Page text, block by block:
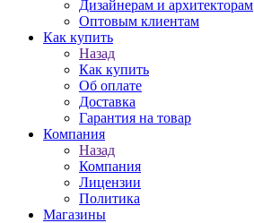
Дизайнерам и архитекторам
Оптовым клиентам
Как купить
Назад
Как купить
Об оплате
Доставка
Гарантия на товар
Компания
Назад
Компания
Лицензии
Политика
Магазины